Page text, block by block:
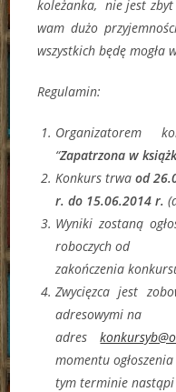
koleżanka, nie jest
wam dużo
wszystkich będę mogła
Regulamin:
Organizatorem
“Zapatrzona w
Konkurs trwaod
r. do 15.06.2014 r.
Wyniki zostaną
roboczych od
zakończenia
Zwycięzca jest
adresowymi na
adres
momentu
tym terminie nastąpi